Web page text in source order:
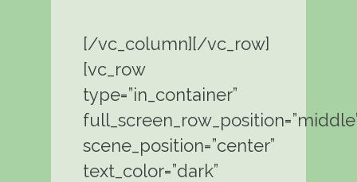
[/vc_column][/vc_row]
[vc_row
type=”in_container”
scene_position=”center”
text_color=”dark”